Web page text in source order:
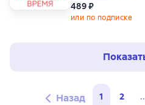
489 ₽
или по подписке
Назад 1 2